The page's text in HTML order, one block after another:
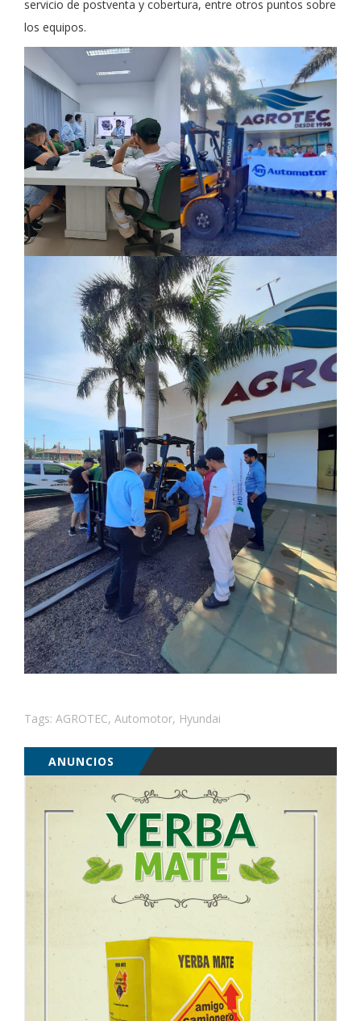
servicio de postventa y cobertura, entre otros puntos sobre
los equipos.
Tags: AGROTEC, Automotor, Hyundai
ANUNCIOS